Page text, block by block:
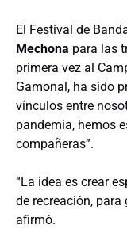
El Festival de
Mechona para las
primera vez al
Gamonal, ha sido
vínculos entre
pandemia, hemos
compañeras”.
“La idea es crear
de recreación, para
afirmó.